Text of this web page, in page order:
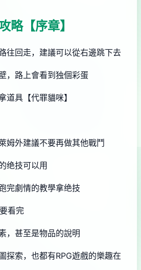
略【序章】
往回走，建議可以從右邊跳下去
，路上會看到独個彩蛋
道具【代罪貓咪】
姆外建議不要再做其他戰鬥
绝技可以用
完劇情的教學拿绝技
看完
，甚至是物品的說明
探索，也都有RPG遊戲的樂趣在